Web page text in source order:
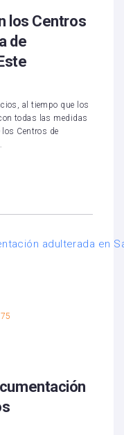
los Centros
de
al tiempo que los
todas las medidas
Centros de